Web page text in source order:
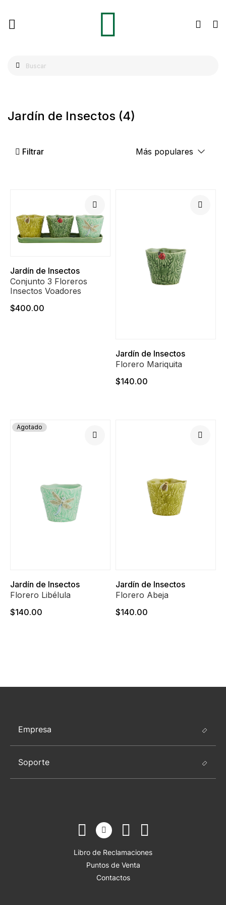
Jardín de Insectos (4)
Filtrar
Jardín de Insectos
Conjunto 3 Floreros
Insectos Voadores
$400.00
Jardín de Insectos
Florero Mariquita
$140.00
Agotado
Jardín de Insectos
Florero Libélula
$140.00
Jardín de Insectos
Florero Abeja
$140.00
Empresa
Soporte
Libro de Reclamaciones
Puntos de Venta
Contactos